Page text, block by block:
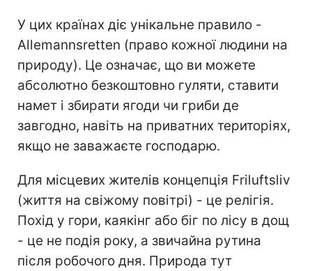
У цих країнах діє унікальне правило -
Allemannsretten (право кожної людини на
природу). Це означає, що ви можете
абсолютно безкоштовно гуляти, ставити
намет і збирати ягоди чи гриби де
завгодно, навіть на приватних територіях,
якщо не заважаєте господарю.
Для місцевих жителів концепція Friluftsliv
(життя на свіжому повітрі) - це релігія.
Похід у гори, каякінг або біг по лісу в дощ
- це не подія року, а звичайна рутина
після робочого дня. Природа тут